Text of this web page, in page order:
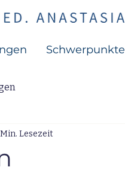
Schwerpunkte
Min. Lesezeit